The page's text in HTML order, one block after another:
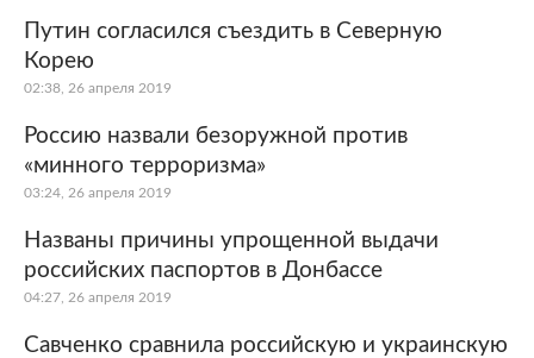
Путин согласился съездить в Северную
Корею
02:38, 26 апреля 2019
Россию назвали безоружной против
«минного терроризма»
03:24, 26 апреля 2019
Названы причины упрощенной выдачи
российских паспортов в Донбассе
04:27, 26 апреля 2019
Савченко сравнила российскую и украинскую